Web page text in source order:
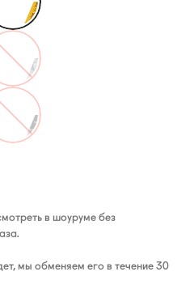
в шоуруме без
мы обменяем его в течение 30